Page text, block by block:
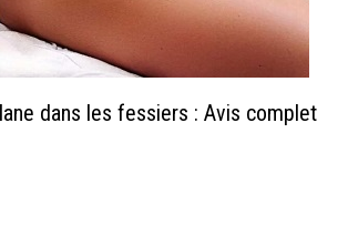
dans les fessiers : Avis complet